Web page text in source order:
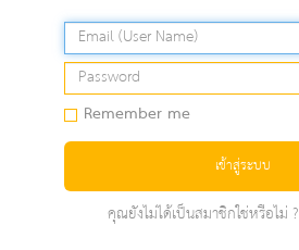
Remember me
เข้าสู่ระบบ
คุณยังไม่ได้เป็นสมาชิกใช่หรือไม่ ?